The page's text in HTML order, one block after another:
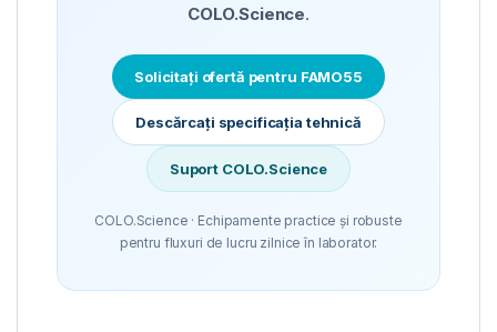
COLO.Science.
Solicitați ofertă pentru FAMO55
Descărcați specificația tehnică
Suport COLO.Science
COLO.Science · Echipamente practice și robuste
pentru fluxuri de lucru zilnice în laborator.